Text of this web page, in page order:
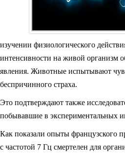
изучении физиологического
интенсивности на живой организм
явления. Животные испытывают
беспричинного страха.
Это подтверждают также
побывавшие в экспериментальных
Как показали опыты французского
с частотой 7 Гц смертелен для